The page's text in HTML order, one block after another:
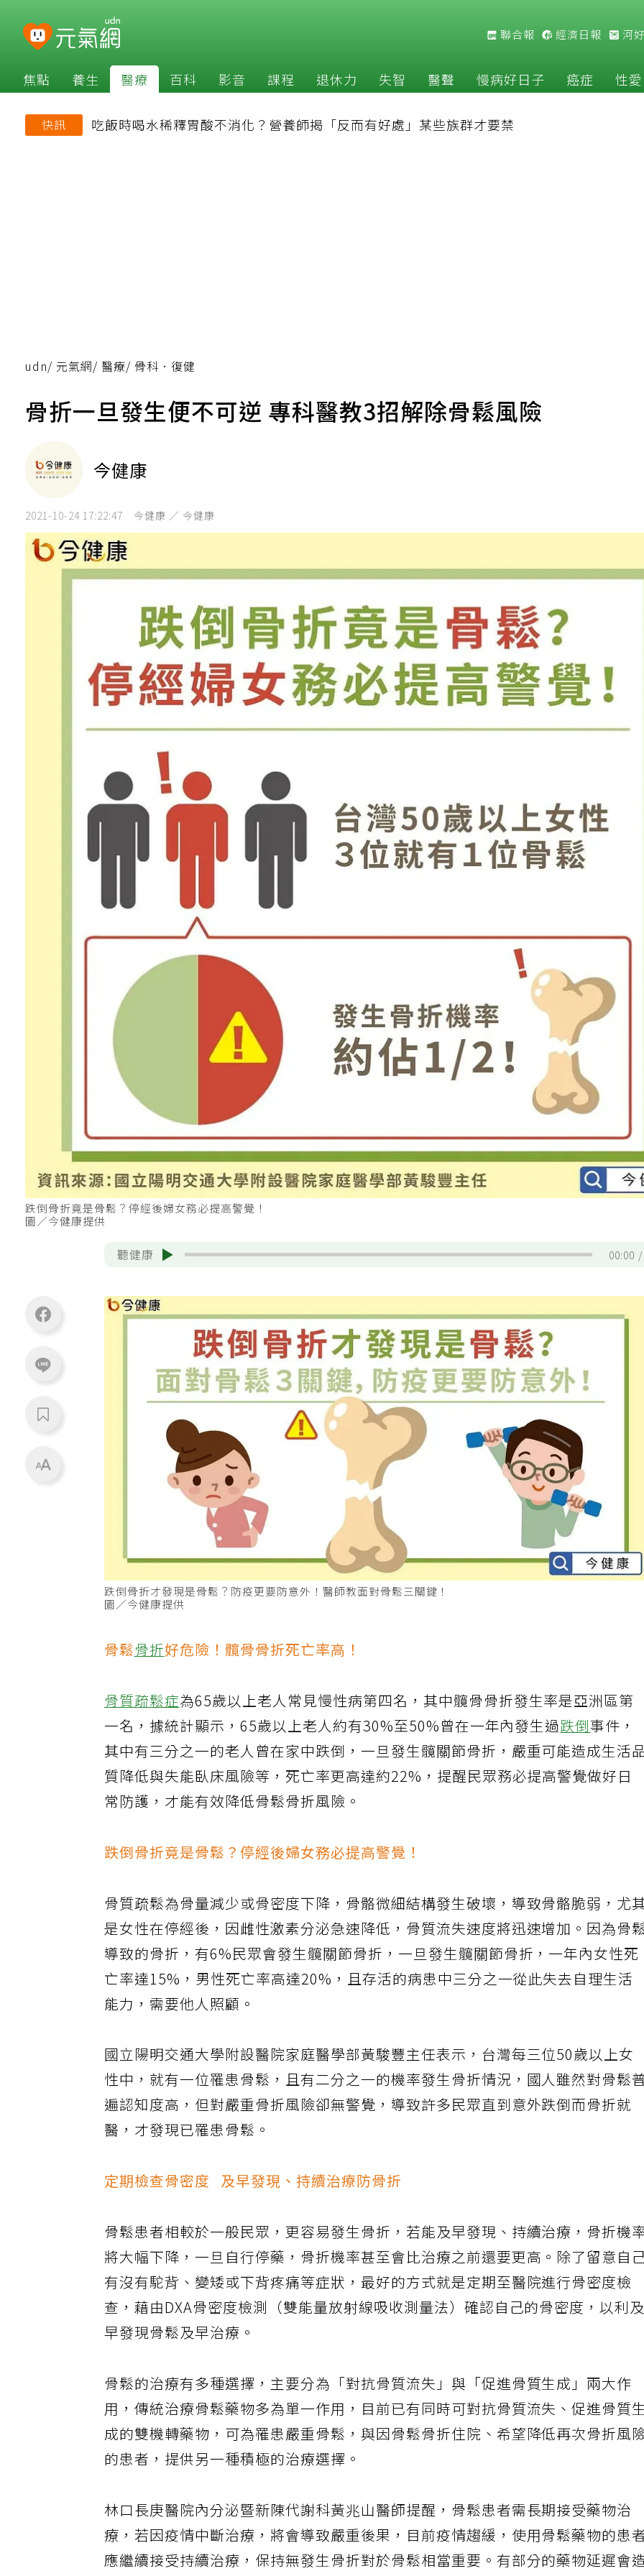
聯合報 經濟日報 河
焦點 養生 醫療 百科 影音 課程 退休力 失智 醫聲 慢病好日子 癌症 性愛
快訊 吃飯時喝水稀釋胃酸不消化？營養師揭「反而有好處」某些族群才要禁
udn/ 元氣網/ 醫療/ 骨科．復健
骨折一旦發生便不可逆 專科醫教3招解除骨鬆風險
今健康
2021-10-24 17:22:47 今健康 ／ 今健康
跌倒骨折竟是骨鬆？停經後婦女務必提高警覺！
圖／今健康提供
聽健康 00:00
跌倒骨折才發現是骨鬆？防疫更要防意外！醫師教面對骨鬆三關鍵！
圖／今健康提供
骨鬆骨折好危險！髖骨骨折死亡率高！
骨質疏鬆症為65歲以上老人常見慢性病第四名，其中髖骨骨折發生率是亞洲區第
一名，據統計顯示，65歲以上老人約有30%至50%曾在一年內發生過跌倒事件，
其中有三分之一的老人曾在家中跌倒，一旦發生髖關節骨折，嚴重可能造成生活
質降低與失能臥床風險等，死亡率更高達約22%，提醒民眾務必提高警覺做好日
常防護，才能有效降低骨鬆骨折風險。
跌倒骨折竟是骨鬆？停經後婦女務必提高警覺！
骨質疏鬆為骨量減少或骨密度下降，骨骼微細結構發生破壞，導致骨骼脆弱，尤
是女性在停經後，因雌性激素分泌急速降低，骨質流失速度將迅速增加。因為骨
導致的骨折，有6%民眾會發生髖關節骨折，一旦發生髖關節骨折，一年內女性死
亡率達15%，男性死亡率高達20%，且存活的病患中三分之一從此失去自理生活
能力，需要他人照顧。
國立陽明交通大學附設醫院家庭醫學部黃駿豐主任表示，台灣每三位50歲以上女
性中，就有一位罹患骨鬆，且有二分之一的機率發生骨折情況，國人雖然對骨鬆
遍認知度高，但對嚴重骨折風險卻無警覺，導致許多民眾直到意外跌倒而骨折就
醫，才發現已罹患骨鬆。
定期檢查骨密度 及早發現、持續治療防骨折
骨鬆患者相較於一般民眾，更容易發生骨折，若能及早發現、持續治療，骨折機
將大幅下降，一旦自行停藥，骨折機率甚至會比治療之前還要更高。除了留意自
有沒有駝背、變矮或下背疼痛等症狀，最好的方式就是定期至醫院進行骨密度檢
查，藉由DXA骨密度檢測（雙能量放射線吸收測量法）確認自己的骨密度，以利
早發現骨鬆及早治療。
骨鬆的治療有多種選擇，主要分為「對抗骨質流失」與「促進骨質生成」兩大作
用，傳統治療骨鬆藥物多為單一作用，目前已有同時可對抗骨質流失、促進骨質
成的雙機轉藥物，可為罹患嚴重骨鬆，與因骨鬆骨折住院、希望降低再次骨折風
的患者，提供另一種積極的治療選擇。
林口長庚醫院內分泌暨新陳代謝科黃兆山醫師提醒，骨鬆患者需長期接受藥物治
療，若因疫情中斷治療，將會導致嚴重後果，目前疫情趨緩，使用骨鬆藥物的患